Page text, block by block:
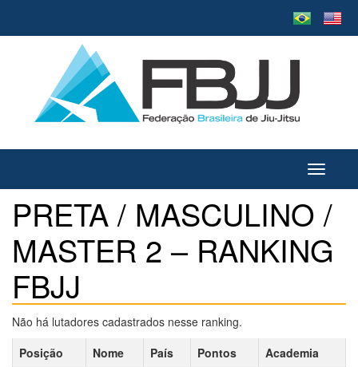
Toggle
PRETA / MASCULINO /
MASTER 2 – RANKING
FBJJ
Não há lutadores cadastrados nesse ranking.
Posição
Nome País Pontos Academia